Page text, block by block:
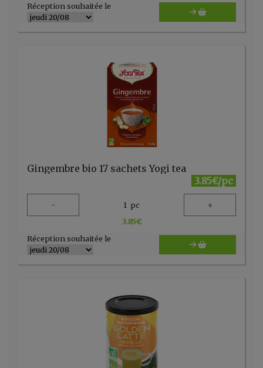
Réception souhaitée le
Gingembre bio 17 sachets Yogi tea
3.85€/pc
- 1 pc +
3.85€
Réception souhaitée le